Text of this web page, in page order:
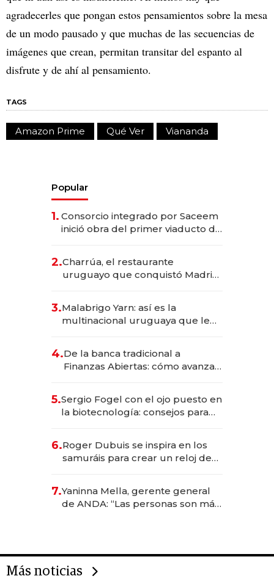
agradecerles que pongan estos pensamientos sobre la mesa
de un modo pausado y que muchas de las secuencias de
imágenes que crean, permitan transitar del espanto al
disfrute y de ahí al pensamiento.
TAGS
Amazon Prime Qué Ver Viananda
Popular
1. Consorcio integrado por Saceem
inició obra del primer viaducto de
millones
2.Charrúa, el restaurante
uruguayo que conquistó Madrid:
anticipación y prepara apertura
3.Malabrigo Yarn: así es la
multinacional uruguaya que le
4.De la banca tradicional a
Finanzas Abiertas: cómo avanza
5.Sergio Fogel con el ojo puesto en
la biotecnología: consejos para
6.Roger Dubuis se inspira en los
samuráis para crear un reloj de
7.Yaninna Mella, gerente general
de ANDA: “Las personas son más
Más noticias